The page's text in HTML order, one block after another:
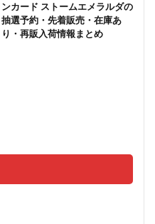
ンカード ストームエメラルダの
抽選予約・先着販売・在庫あ
り・再販入荷情報まとめ